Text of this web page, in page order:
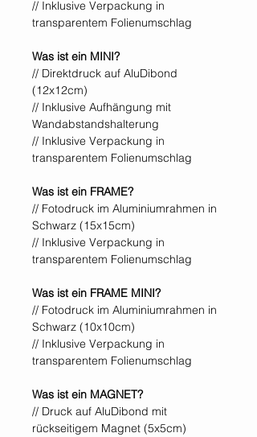
// Inklusive Verpackung in
transparentem Folienumschlag
Was ist ein MINI?
// Direktdruck auf AluDibond
(12x12cm)
// Inklusive Aufhängung mit
Wandabstandshalterung
// Inklusive Verpackung in
transparentem Folienumschlag
Was ist ein FRAME?
// Fotodruck im Aluminiumrahmen in
Schwarz (15x15cm)
// Inklusive Verpackung in
transparentem Folienumschlag
Was ist ein FRAME MINI?
// Fotodruck im Aluminiumrahmen in
Schwarz (10x10cm)
// Inklusive Verpackung in
transparentem Folienumschlag
Was ist ein MAGNET?
// Druck auf AluDibond mit
rückseitigem Magnet (5x5cm)